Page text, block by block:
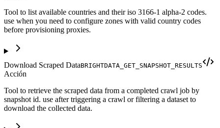
Tool to list available countries and their iso 3166-1 alpha-2 codes.
use when you need to configure zones with valid country codes
before provisioning proxies.
Download Scraped DataBRIGHTDATA_GET_SNAPSHOT_RESULTS
Acción
Tool to retrieve the scraped data from a completed crawl job by
snapshot id. use after triggering a crawl or filtering a dataset to
download the collected data.